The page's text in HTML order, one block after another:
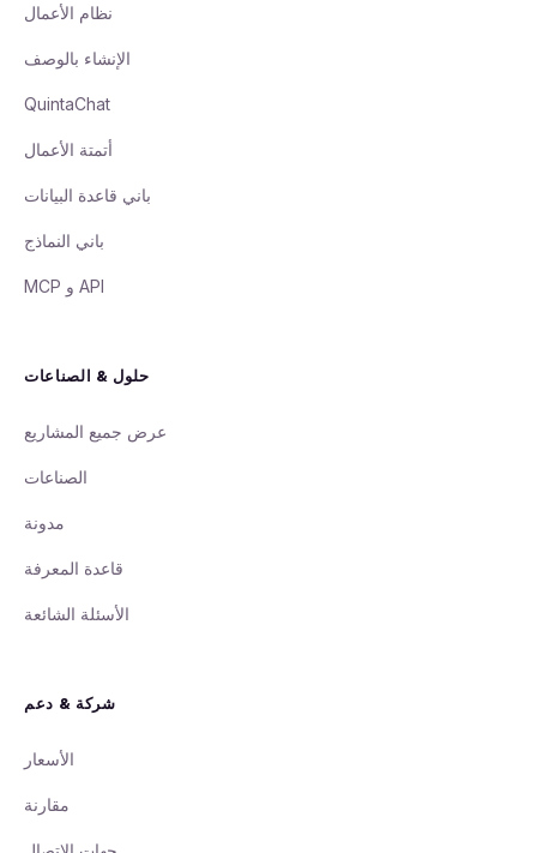
نظام الأعمال
الإنشاء بالوصف
QuintaChat
أتمتة الأعمال
باني قاعدة البيانات
باني النماذج
API و MCP
حلول & الصناعات
عرض جميع المشاريع
الصناعات
مدونة
قاعدة المعرفة
الأسئلة الشائعة
شركة & دعم
الأسعار
مقارنة